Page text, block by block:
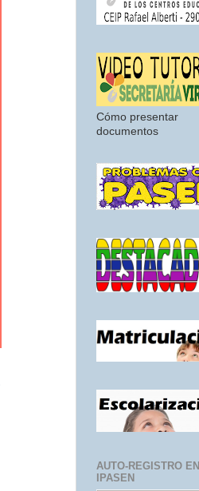
Cómo presentar
documentos
AUTO-REGISTRO EN
IPASEN